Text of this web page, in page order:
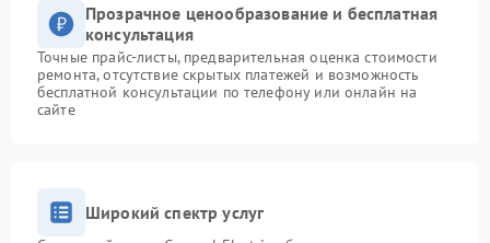
Прозрачное ценообразование и бесплатная
консультация
Точные прайс-листы, предварительная оценка стоимости
ремонта, отсутствие скрытых платежей и возможность
бесплатной консультации по телефону или онлайн на
сайте
Широкий спектр услуг